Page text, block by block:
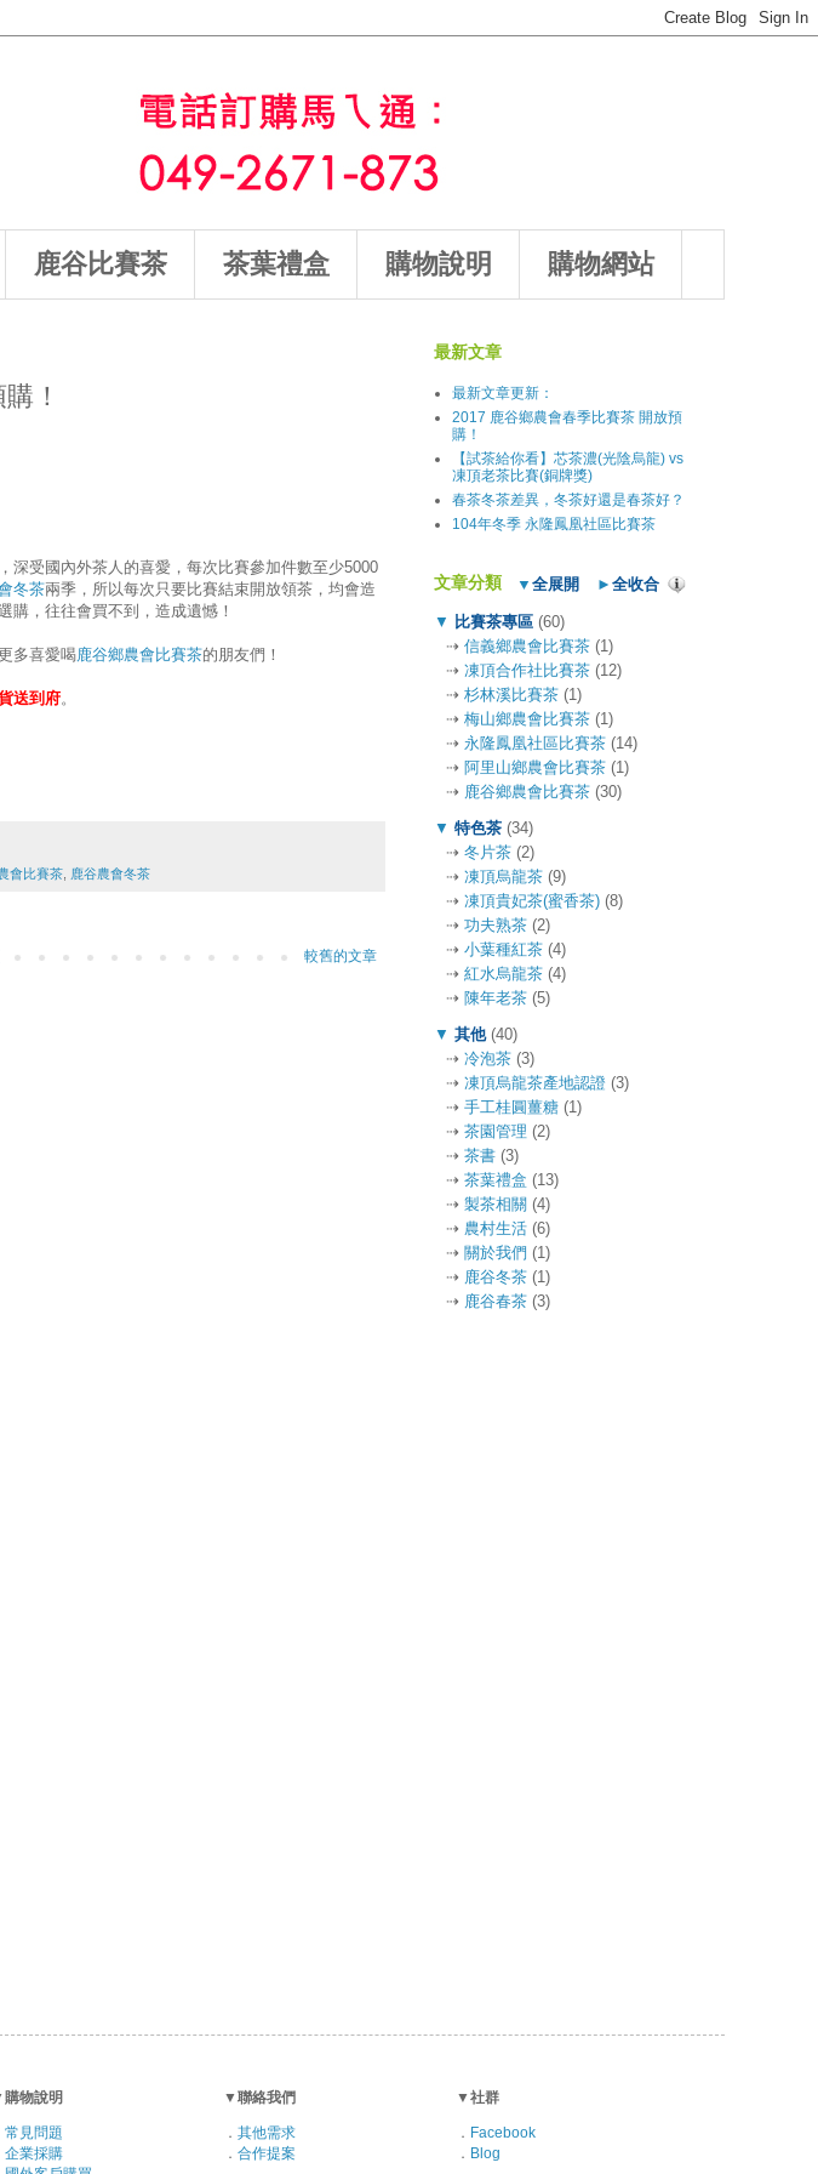
鹿谷比賽茶 茶葉禮盒 購物說明 購物網站
！
深受國內外茶人的喜愛，每次比賽參加件數至少5000
冬茶兩季，所以每次只要比賽結束開放領茶，均會造
購，往往會買不到，造成遺憾！
多喜愛喝鹿谷鄉農會比賽茶的朋友們！
送到府。
會比賽茶 鹿谷農會冬茶
較舊的文章
最新文章
最新文章更新：
2017 鹿谷鄉農會春季比賽茶 開放預
購！
【試茶給你看】芯茶濃(光陰烏龍) vs
凍頂老茶比賽(銅牌獎)
春茶冬茶差異，冬茶好還是春茶好？
104年冬季 永隆鳳凰社區比賽茶
▼ 全展開 ► 全收合
文章分類
▼ 比賽茶專區 (60)
⇢ 信義鄉農會比賽茶 (1)
⇢ 凍頂合作社比賽茶 (12)
⇢ 杉林溪比賽茶 (1)
⇢ 梅山鄉農會比賽茶 (1)
⇢ 永隆鳳凰社區比賽茶 (14)
⇢ 阿里山鄉農會比賽茶 (1)
⇢ 鹿谷鄉農會比賽茶 (30)
▼ 特色茶 (34)
⇢ 冬片茶 (2)
⇢ 凍頂烏龍茶 (9)
⇢ 凍頂貴妃茶(蜜香茶) (8)
⇢ 功夫熟茶 (2)
⇢ 小葉種紅茶 (4)
⇢ 紅水烏龍茶 (4)
⇢ 陳年老茶 (5)
▼ 其他 (40)
⇢ 冷泡茶 (3)
⇢ 凍頂烏龍茶產地認證 (3)
⇢ 手工桂圓薑糖 (1)
⇢ 茶園管理 (2)
⇢ 茶書 (3)
⇢ 茶葉禮盒 (13)
⇢ 製茶相關 (4)
⇢ 農村生活 (6)
⇢ 關於我們 (1)
⇢ 鹿谷冬茶 (1)
⇢ 鹿谷春茶 (3)
購物說明 ▼聯絡我們 ▼社群
常見問題 ． 其他需求 ． Facebook
企業採購 ． 合作提案 ． Blog